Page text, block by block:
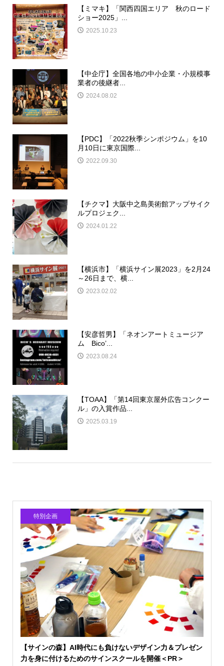
【ミマキ】「関西四国エリア 秋のロード
ショー2025」...
2025.10.23
【中企庁】全国各地の中小企業・小規模事
業者の後継者...
2024.08.02
【PDC】「2022秋季シンポジウム」を10
月10日に東京国際...
2022.09.30
【チクマ】大阪中之島美術館アップサイク
ルプロジェク...
2024.01.22
【横浜市】「横浜サイン展2023」を2月24
～26日まで、横...
2023.02.02
【安彦哲男】「ネオンアートミュージア
ム Bico’...
2023.08.24
【TOAA】「第14回東京屋外広告コンクー
ル」の入賞作品...
2025.03.19
特別企画
【サインの森】AI時代にも負けないデザイン力＆プレゼン
力を身に付けるためのサインスクールを開催＜PR＞